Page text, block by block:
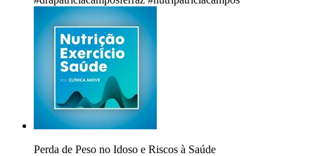
Perda de Peso no Idoso e Riscos à Saúde